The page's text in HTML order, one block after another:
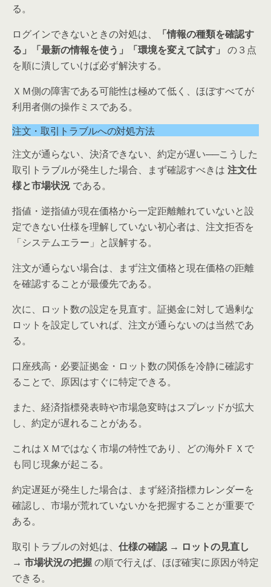
る。
ログインできないときの対処は、
「情報の種類を確認す
る」「最新の情報を使う」「環境を変えて試す」 の３点
を順に潰していけば必ず解決する。
ＸＭ側の障害である可能性は極めて低く、ほぼすべてが
利用者側の操作ミスである。
注文・取引トラブルへの対処方法
注文が通らない、決済できない、約定が遅い──こうした
取引トラブルが発生した場合、まず確認すべきは 注文仕
様と市場状況 である。
指値・逆指値が現在価格から一定距離離れていないと設
定できない仕様を理解していない初心者は、注文拒否を
「システムエラー」と誤解する。
注文が通らない場合は、まず注文価格と現在価格の距離
を確認することが最優先である。
次に、ロット数の設定を見直す。証拠金に対して過剰な
ロットを設定していれば、注文が通らないのは当然であ
る。
口座残高・必要証拠金・ロット数の関係を冷静に確認す
ることで、原因はすぐに特定できる。
また、経済指標発表時や市場急変時はスプレッドが拡大
し、約定が遅れることがある。
これはＸＭではなく市場の特性であり、どの海外ＦＸで
も同じ現象が起こる。
約定遅延が発生した場合は、まず経済指標カレンダーを
確認し、市場が荒れていないかを把握することが重要で
ある。
取引トラブルの対処は、 仕様の確認 → ロットの見直し
→ 市場状況の把握の順で行えば、ほぼ確実に原因が特定
できる。